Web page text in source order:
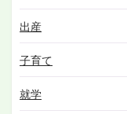
出産
子育て
就学